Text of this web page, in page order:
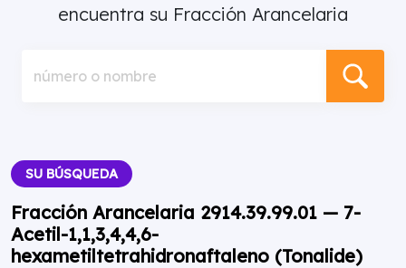
encuentra su Fracción Arancelaria
número o nombre
SU BÚSQUEDA
Fracción Arancelaria 2914.39.99.01 — 7-
Acetil-1,1,3,4,4,6-
hexametiltetrahidronaftaleno (Tonalide)